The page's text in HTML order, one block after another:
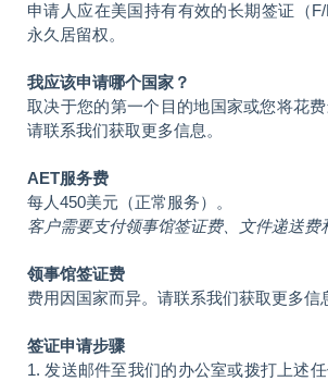
申请人应在美国持有有效的长期签证（
永久居留权。
我应该申请哪个国家？
取决于您的第一个目的地国家或您将花费
请联系我们获取更多信息。
AET服务费
每人450美元（正常服务）。
客户需要支付领事馆签证费、文件递送费
领事馆签证费
费用因国家而异。请联系我们获取更多信
签证申请步骤
1. 发送邮件至我们的办公室或拨打上述